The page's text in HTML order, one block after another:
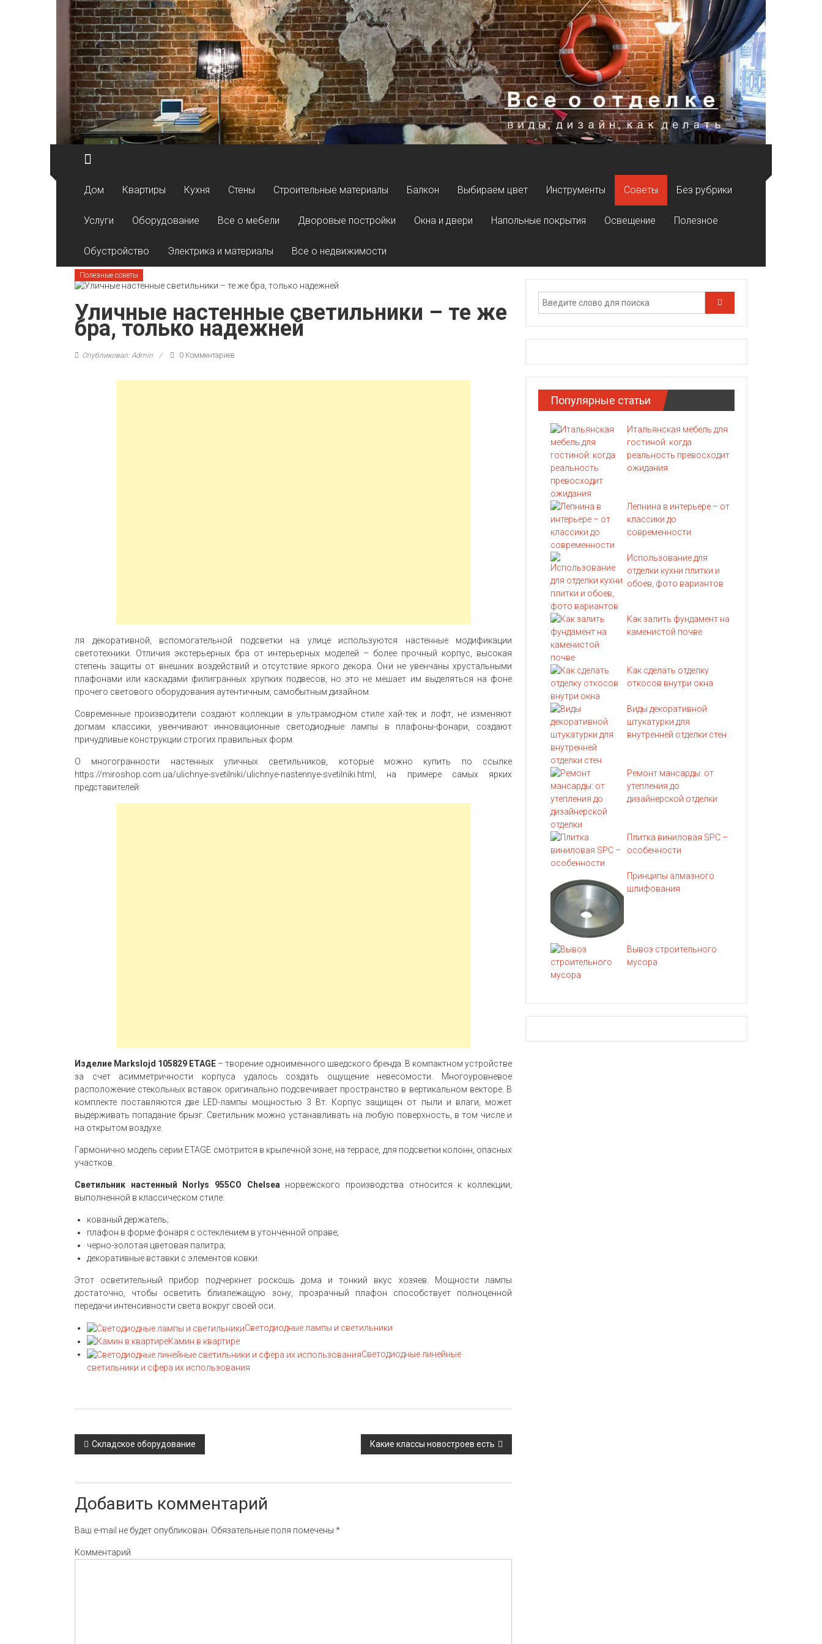
Перейти к содержимому
Дом Квартиры Кухня Стены Строительные материалы Балкон Выбираем цвет Инструменты Советы Без рубрики
Услуги Оборудование Все о мебели Дворовые постройки Окна и двери Напольные покрытия Освещение Полезное
Обустройство Электрика и материалы Все о недвижимости
Полезные советы
Уличные настенные светильники – те же
бра, только надежней
Опубликовал: Admin 0 Комментариев
ля декоративной, вспомогательной подсветки на улице используются настенные модификации
светотехники. Отличия экстерьерных бра от интерьерных моделей – более прочный корпус, высокая
степень защиты от внешних воздействий и отсутствие яркого декора. Они не увенчаны хрустальными
плафонами или каскадами филигранных хрупких подвесов, но это не мешает им выделяться на фоне
прочего светового оборудования аутентичным, самобытным дизайном.
Современные производители создают коллекции в ультрамодном стиле хай-тек и лофт, не изменяют
догмам классики, увенчивают инновационные светодиодные лампы в плафоны-фонари, создают
причудливые конструкции строгих правильных форм.
О многогранности настенных уличных светильников, которые можно купить по ссылке
https://miroshop.com.ua/ulichnye-svetilniki/ulichnye-nastennye-svetilniki.html, на примере самых ярких
представителей:
Изделие Markslojd 105829 ETAGE – творение одноименного шведского бренда. В компактном устройстве
за счет асимметричности корпуса удалось создать ощущение невесомости. Многоуровневое
расположение стекольных вставок оригинально подсвечивает пространство в вертикальном векторе. В
комплекте поставляются две LED-лампы мощностью 3 Вт. Корпус защищен от пыли и влаги, может
выдерживать попадание брызг. Светильник можно устанавливать на любую поверхность, в том числе и
на открытом воздухе.
Гармонично модель серии ETAGE смотрится в крылечной зоне, на террасе, для подсветки колонн, опасных
участков.
Светильник настенный Norlys 955СО Chelsea норвежского производства относится к коллекции,
выполненной в классическом стиле:
кованый держатель;
плафон в форме фонаря с остеклением в утонченной оправе;
черно-золотая цветовая палитра;
декоративные вставки с элементов ковки.
Этот осветительный прибор подчеркнет роскошь дома и тонкий вкус хозяев. Мощности лампы
достаточно, чтобы осветить близлежащую зону, прозрачный плафон способствует полноценной
передачи интенсивности света вокруг своей оси.
Светодиодные лампы и светильники
Камин в квартире
Светодиодные линейные
светильники и сфера их использования
Навигация по записям
Складское оборудование Какие классы новостроев есть
Добавить комментарий
Ваш e-mail не будет опубликован. Обязательные поля помечены *
Комментарий
Популярные статьи
Итальянская мебель для
гостиной: когда
реальность превосходит
ожидания
Лепнина в интерьере – от
классики до
современности
Использование для
отделки кухни плитки и
обоев, фото вариантов
Как залить фундамент на
каменистой почве
Как сделать отделку
откосов внутри окна
Виды декоративной
штукатурки для
внутренней отделки стен
Ремонт мансарды: от
утепления до
дизайнерской отделки
Плитка виниловая SPC –
особенности
Принципы алмазного
шлифования
Вывоз строительного
мусора